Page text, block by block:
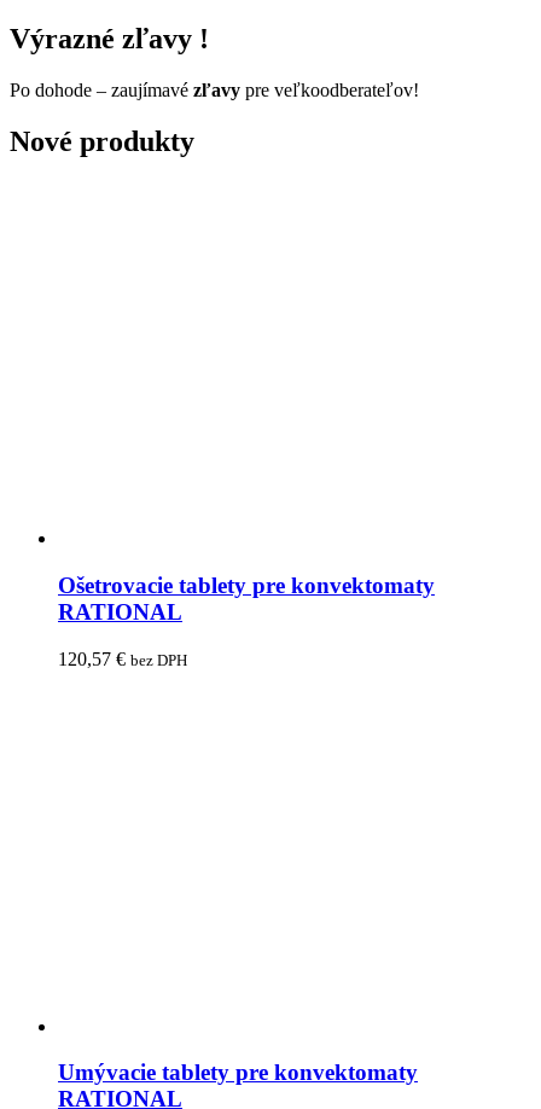
Výrazné zľavy !
Po dohode – zaujímavé zľavy pre veľkoodberateľov!
Nové produkty
Ošetrovacie tablety pre konvektomaty
RATIONAL
120,57 € bez DPH
Umývacie tablety pre konvektomaty
RATIONAL